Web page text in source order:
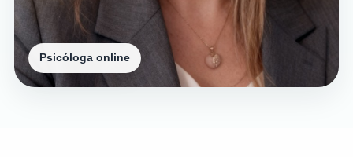
Psicóloga online